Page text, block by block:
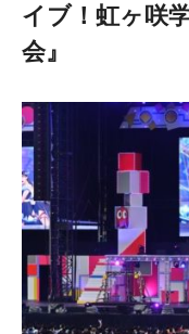
イブ！虹ヶ咲
会』